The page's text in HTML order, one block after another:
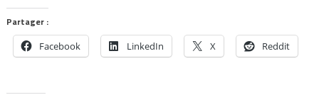
Partager :
Facebook LinkedIn X Reddit